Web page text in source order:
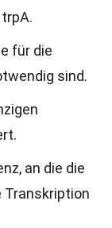
für die
sind.
an die die
Transkription